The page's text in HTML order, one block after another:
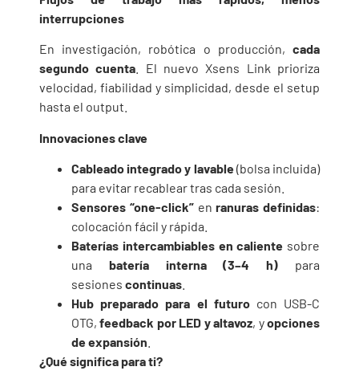
interrupciones
En investigación, robótica o producción, cada
segundo cuenta . El nuevo Xsens Link prioriza
velocidad, fiabilidad y simplicidad, desde el setup
hasta el output.
Innovaciones clave
Cableado integrado y lavable(bolsa incluida)
para evitar recablear tras cada sesión.
Sensores “one-click”enranuras definidas:
colocación fácil y rápida.
Baterías intercambiables en caliente sobre
una batería interna (3–4 h) para
sesiones continuas
Hub preparado para el futurocon USB-C
OTG,feedback por LED y altavoz, yopciones
de expansión
¿Qué significa para ti?